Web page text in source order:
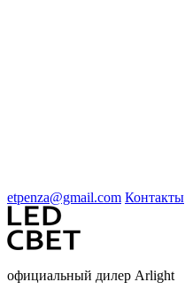
etpenza@gmail.com Контакты
официальный дилер Arlight